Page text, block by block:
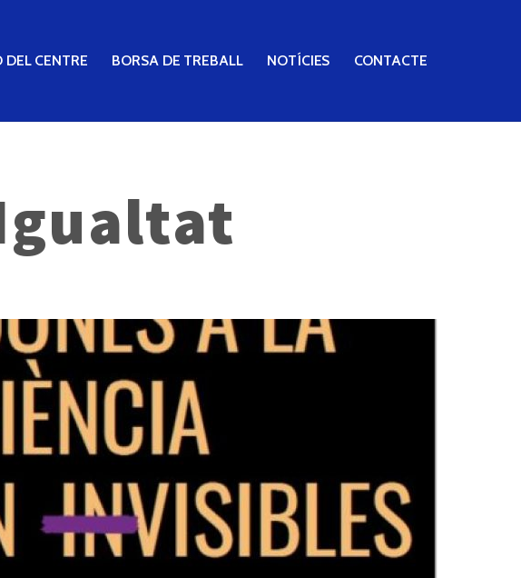
CENTRE BORSA DE TREBALL NOTÍCIES CONTACTE